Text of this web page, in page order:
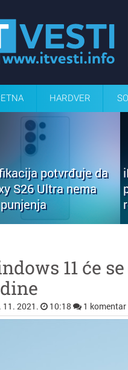
HARDVER
potvrđuje da
S26 Ultra nema
11 će
11. 2021. 10:18 1 komentar